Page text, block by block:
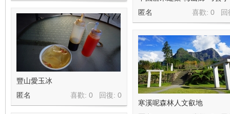
喜歡: 0 回
匿名
豐山愛玉冰
喜歡: 0 回復: 0
匿名
寒溪呢森林人文叡地